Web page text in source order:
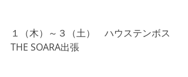
１（木）～３（土）　ハウステンボス
THE SOARA出張